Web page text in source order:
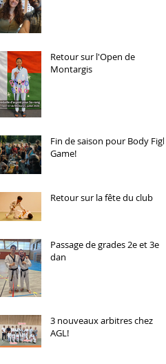
Retour sur l'Open de
Montargis
Fin de saison pour Body Fight
Game!
Retour sur la fête du club
Passage de grades 2e et 3e
dan
3 nouveaux arbitres chez
AGL!